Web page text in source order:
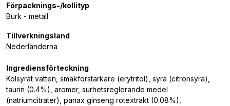
Förpacknings-/kollityp
Burk - metall
Tillverkningsland
Nederländerna
Ingrediensförteckning
Kolsyrat vatten, smakförstärkare (erytritol), syra (citronsyra),
taurin (0.4%), aromer, surhetsreglerande medel
(natriumcitrater), panax ginseng rotextrakt (0.08%),